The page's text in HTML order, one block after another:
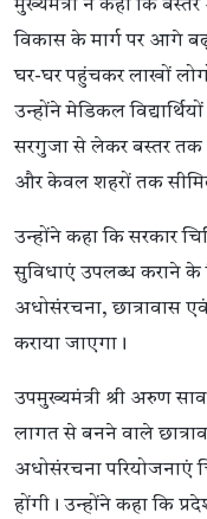
मुख्यमंत्री ने कहा कि
विकास के मार्ग पर आगे बढ़
घर-घर पहुंचकर लाखों
उन्होंने मेडिकल
सरगुजा से लेकर बस्तर तक
और केवल शहरों तक
उन्होंने कहा कि सरकार
सुविधाएं उपलब्ध कराने के
अधोसंरचना, छात्रावास
कराया जाएगा।
उपमुख्यमंत्री श्री अरुण
लागत से बनने वाले
अधोसंरचना परियोजनाएं
होंगी। उन्होंने कहा कि